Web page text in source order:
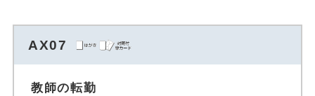
AX07
教師の転勤